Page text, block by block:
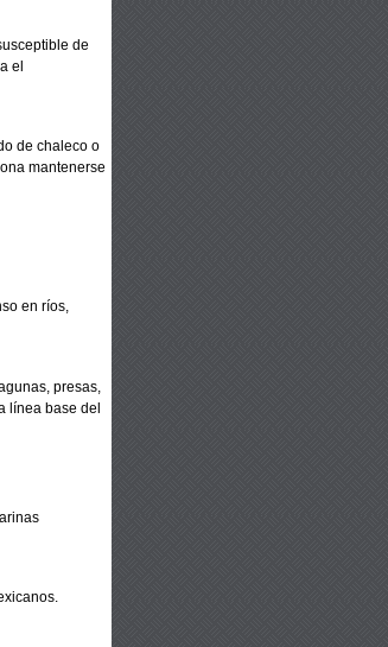
de
el
de chaleco o
mantenerse
en ríos,
presas,
línea base del